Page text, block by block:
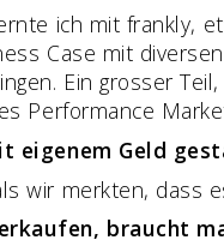
ich mit frankly,
Case mit
Ein grosser
Performance
eigenem Geld
wir merkten, dass
braucht